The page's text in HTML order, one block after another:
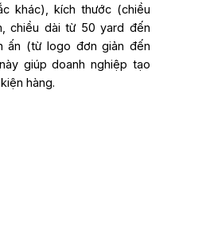
khác), kích thước (chiều
chiều dài từ 50 yard đến
ấn (từ logo đơn giản đến
giúp doanh nghiệp tạo
hàng.